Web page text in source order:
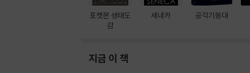
포켓몬 생태도
감
세네카 공각기동대
지금 이 책